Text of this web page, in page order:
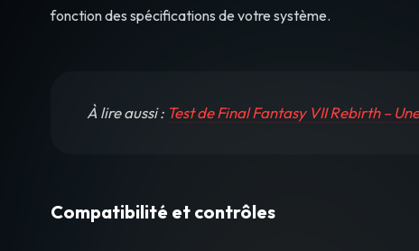
fonction des spécifications de votre système.
À lire aussi : Test de Final Fantasy VII Rebirth –
Compatibilité et contrôles